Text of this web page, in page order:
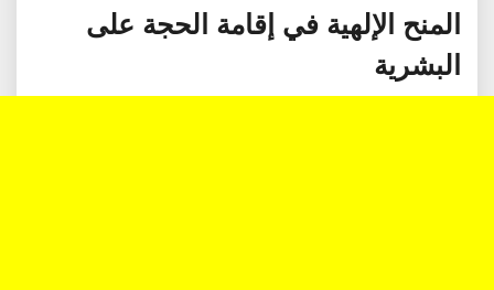
المنح الإلهية في إقامة الحجة على
البشرية